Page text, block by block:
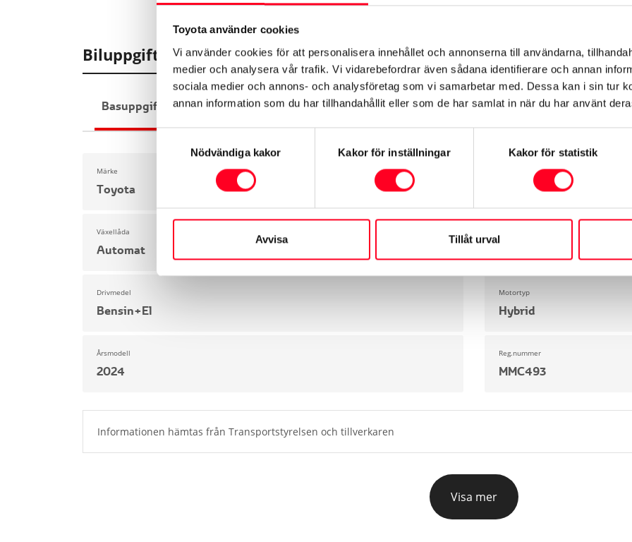
Toyota använder cookies
Vi använder cookies för att personalisera innehållet och annonserna till användarna,
medier och analysera vår trafik. Vi vidarebefordrar även sådana identifierare och annan
sociala medier och annons- och analysföretag som vi samarbetar med. Dessa kan i sin tur
annan information som du har tillhandahållit eller som de har samlat in när du har använt
Samtyckesval
Nödvändiga kakor
Kakor för inställningar Kakor för statistik
Avvisa Tillåt urval
Biluppgifter
Basuppgifter Funktioner Interiör Exteriör Säkerhet Motor & Prestanda Dimensioner &
Märke
Toyota
Växellåda
Automat
Drivmedel
Bensin+El
Motortyp
Hybrid
Årsmodell
2024
Reg.nummer
MMC493
Informationen hämtas från Transportstyrelsen och tillverkaren
Visa mer